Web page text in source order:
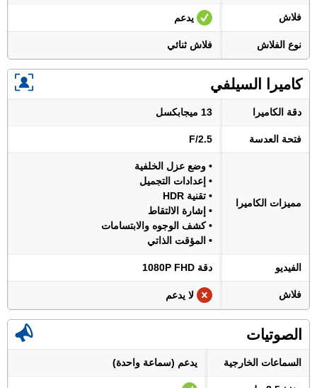
فلاش يدعم
نوع الفلاش فلاش ثنائي
كاميرا السيلفي
دقة الكاميرا 13 ميجابكسل
فتحة العدسة F/2.5
مميزات الكاميرا
• وضع عزل الخلفية
• إعدادات التجميل
• تقنية HDR
• إشارة الالتقاط
• كشف الوجوه والابتسامات
• المؤقت الذاتي
الفيديو دقة 1080P FHD
فلاش لا يدعم
الصوتيات
السماعات الخارجية يدعم (سماعة واحدة)